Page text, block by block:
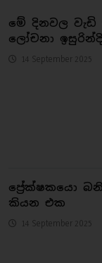
මේ දිනවල
ලෝචනා ඉසුරින්දි
14 September 2025
ප්‍රේක්ෂකයො
කියන එක
14 September 2025